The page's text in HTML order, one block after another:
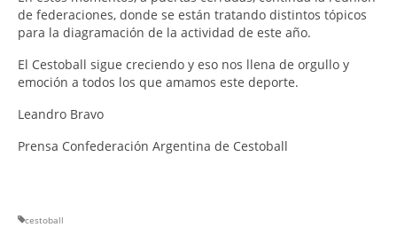
de federaciones, donde se están tratando distintos tópicos
para la diagramación de la actividad de este año.
El Cestoball sigue creciendo y eso nos llena de orgullo y
emoción a todos los que amamos este deporte.
Leandro Bravo
Prensa Confederación Argentina de Cestoball
cestoball